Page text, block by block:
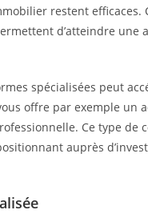
restent efficaces.
d’atteindre une
spécialisées peut
offre par exemple un
Ce type de
auprès